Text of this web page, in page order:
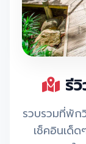
รี
รวบรวมที่พัก
เช็คอินเด็ด